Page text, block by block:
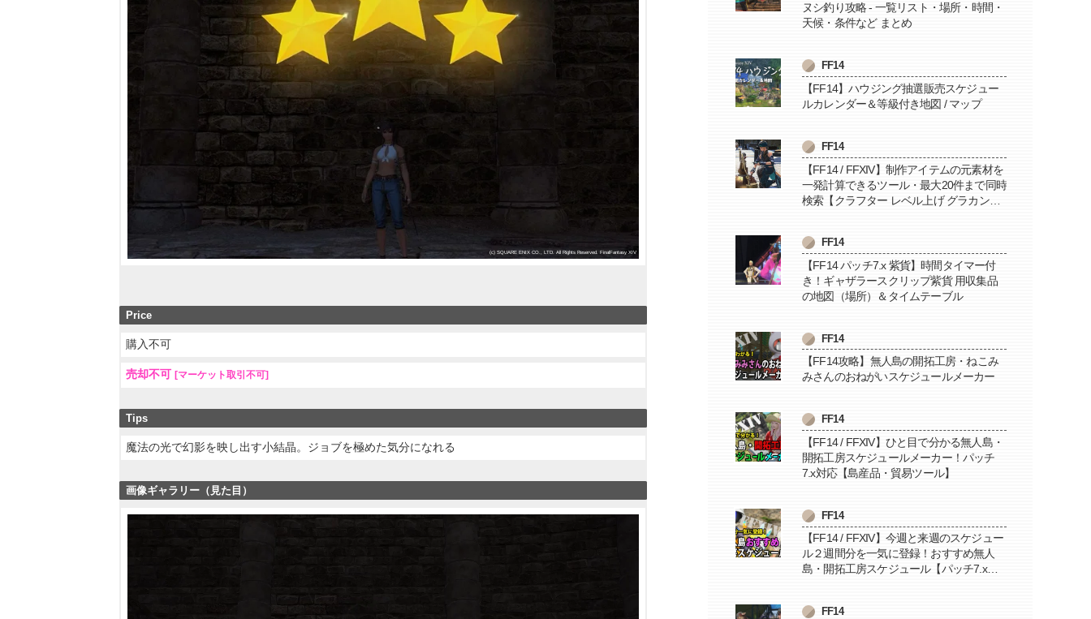
Price
購入不可
売却不可 [マーケット取引不可]
Tips
魔法の光で幻影を映し出す小結晶。ジョブを極めた気分になれる
画像ギャラリー（見た目）
ヌシ釣り攻略 - 一覧リスト・場所・時間・
天候・条件など まとめ
FF14
【FF14】ハウジング抽選販売スケジュー
ルカレンダー＆等級付き地図 / マップ
FF14
【FF14 / FFXIV】制作アイテムの元素材を
一発計算できるツール・最大20件まで同時
検索【クラフター レベル上げ グラカン納
FF14
【FF14 パッチ7.x 紫貨】時間タイマー付
き！ギャザラースクリップ紫貨 用収集品
の地図（場所）＆タイムテーブル
FF14
【FF14攻略】無人島の開拓工房・ねこみ
みさんのおねがいスケジュールメーカー
FF14
【FF14 / FFXIV】ひと目で分かる無人島・
開拓工房スケジュールメーカー！パッチ
7.x対応【島産品・貿易ツール】
FF14
【FF14 / FFXIV】今週と来週のスケジュー
ル２週間分を一気に登録！おすすめ無人
島・開拓工房スケジュール【パッチ7.x対
FF14